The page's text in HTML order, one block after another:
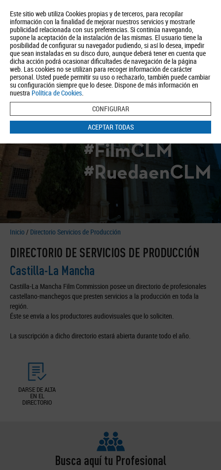
Este sitio web utiliza Cookies propias y de terceros, para recopilar
información con la finalidad de mejorar nuestros servicios y mostrarle
publicidad relacionada con sus preferencias. Si continúa navegando,
supone la aceptación de la instalación de las mismas. El usuario tiene la
posibilidad de configurar su navegador pudiendo, si así lo desea, impedir
que sean instaladas en su disco duro, aunque deberá tener en cuenta que
dicha acción podrá ocasionar dificultades de navegación de la página
web. Las cookies no se utilizan para recoger información de carácter
personal. Usted puede permitir su uso o rechazarlo, también puede cambiar
su configuración siempre que lo desee. Dispone de más información en
nuestra Política de Cookies.
CONFIGURAR
ACEPTAR TODAS
Quiénes somos Turismo Política de Privacidad Aviso Legal
Política de Cookies
BUSCAR
#FilmCLM
#RuedaenCLM
Inicio / Directorio Servicios de Producción
DIRECTORIO DE SERVICIOS DE PRODUCCIÓN
Castilla-La Mancha
Castilla-La Mancha Film Commission posee un directorio de profesionales
castellano-manchegos que presten servicios a la producción en toda la
región.
Éste se envía a los productores audiovisuales que lo soliciten.
La suscripción a dicho directorio estará abierta durante todo el año.
DARSE DE ALTA
EN EL
DIRECTORIO
Busca aquí tu Profesional